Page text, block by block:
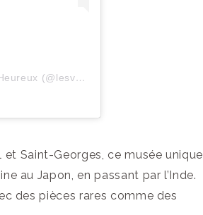
Une publication partagée par Les Voyages du ParisienHeureux (@lesvoyagesduparisienheureux)
Saint-Georges, ce musée unique
au Japon, en passant par l’Inde.
des pièces rares comme des